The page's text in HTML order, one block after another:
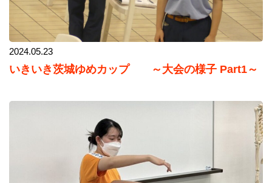
2024.05.23
いきいき茨城ゆめカップ ～大会の様子 Part1～